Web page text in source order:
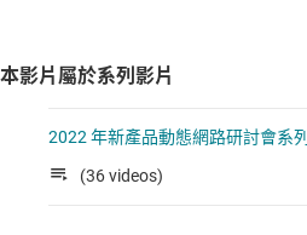
本影片屬於系列影片
2022 年新產品動態網路研討會系列
(36 videos)